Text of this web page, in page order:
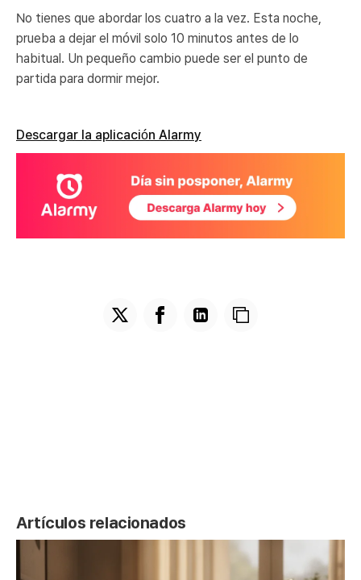
No tienes que abordar los cuatro a la vez. Esta noche,
prueba a dejar el móvil solo 10 minutos antes de lo
habitual. Un pequeño cambio puede ser el punto de
partida para dormir mejor.
Descargar la aplicación Alarmy
Artículos relacionados